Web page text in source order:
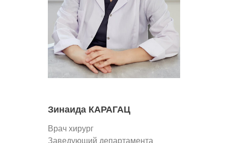
Зинаида КАРАГАЦ
Врач хирург
Заведующий департамента